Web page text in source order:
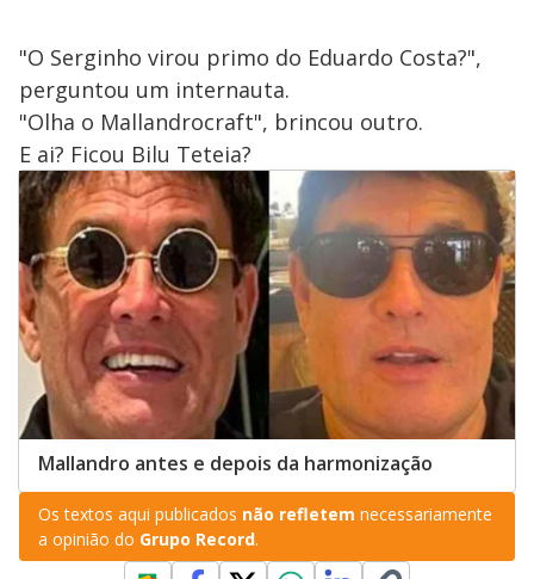
"O Serginho virou primo do Eduardo Costa?",
perguntou um internauta.
"Olha o Mallandrocraft", brincou outro.
E ai? Ficou Bilu Teteia?
Mallandro antes e depois da harmonização
Os textos aqui publicados não refletem necessariamente
a opinião do Grupo Record.